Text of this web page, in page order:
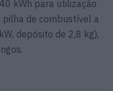
kWh para utilização
pilha de combustível a
depósito de 2,8 kg),